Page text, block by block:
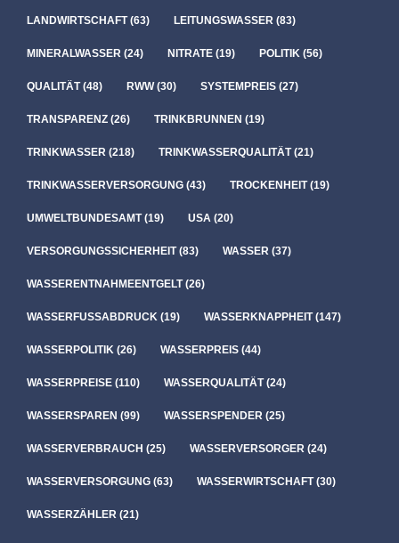
LANDWIRTSCHAFT(63) LEITUNGSWASSER (83)
MINERALWASSER (24) NITRATE (19) POLITIK (56)
QUALITÄT(48) RWW(30) SYSTEMPREIS (27)
TRANSPARENZ (26) TRINKBRUNNEN (19)
TRINKWASSER (218) TRINKWASSERQUALITÄT(21)
TRINKWASSERVERSORGUNG (43) TROCKENHEIT(19)
UMWELTBUNDESAMT(19) USA (20)
VERSORGUNGSSICHERHEIT(83) WASSER (37)
WASSERENTNAHMEENTGELT(26)
WASSERFUSSABDRUCK (19) WASSERKNAPPHEIT(147)
WASSERPOLITIK (26) WASSERPREIS (44)
WASSERPREISE (110) WASSERQUALITÄT(24)
WASSERSPAREN (99) WASSERSPENDER (25)
WASSERVERBRAUCH (25) WASSERVERSORGER (24)
WASSERVERSORGUNG (63) WASSERWIRTSCHAFT(30)
WASSERZÄHLER (21)